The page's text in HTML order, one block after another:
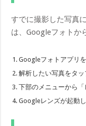
すでに撮影した写真
は、Googleフォトか
Googleフォトアプリを
解析したい写真をタッ
下部のメニューから
Googleレンズが起動